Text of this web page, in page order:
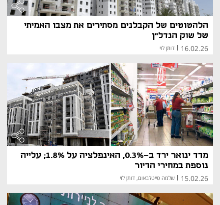
הלהטוטים של הקבלנים מסתירים את מצבו האמיתי
של שוק הנדל"ן
16.02.26
| דותן לוי
מדד ינואר ירד ב-0.3%, האינפלציה על 1.8%; עלייה
נוספת במחירי הדיור
15.02.26
| שלמה טייטלבאום, דותן לוי